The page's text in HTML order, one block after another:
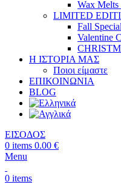
Wax Melts
LIMITED
Fall
Valentine
Η ΙΣΤΟΡΙΑ ΜΑΣ
Ποιοι είμαστε
ΕΠΙΚΟΙΝΩΝΙΑ
BLOG
ΕΙΣΟΔΟΣ
0 items 0.00 €
Menu
0 items